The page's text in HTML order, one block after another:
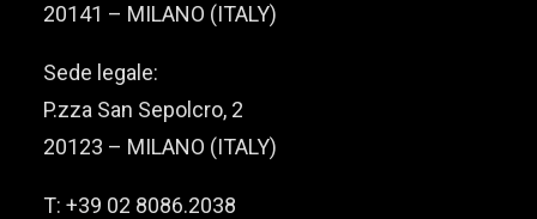
20141 – MILANO (ITALY)
Sede legale:
P.zza San Sepolcro, 2
20123 – MILANO (ITALY)
T: +39 02 8086.2038